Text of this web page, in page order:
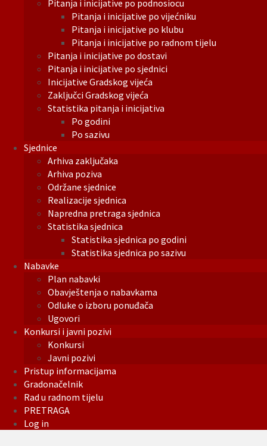
Pitanja i inicijative po podnosiocu
Pitanja i inicijative po vijećniku
Pitanja i inicijative po klubu
Pitanja i inicijative po radnom tijelu
Pitanja i inicijative po dostavi
Pitanja i inicijative po sjednici
Inicijative Gradskog vijeća
Zaključci Gradskog vijeća
Statistika pitanja i inicijativa
Po godini
Po sazivu
Sjednice
Arhiva zaključaka
Arhiva poziva
Održane sjednice
Realizacije sjednica
Napredna pretraga sjednica
Statistika sjednica
Statistika sjednica po godini
Statistika sjednica po sazivu
Nabavke
Plan nabavki
Obavještenja o nabavkama
Odluke o izboru ponuđača
Ugovori
Konkursi i javni pozivi
Konkursi
Javni pozivi
Pristup informacijama
Gradonačelnik
Rad u radnom tijelu
PRETRAGA
Log in